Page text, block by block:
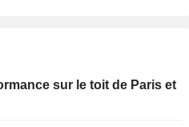
sur le toit de Paris et